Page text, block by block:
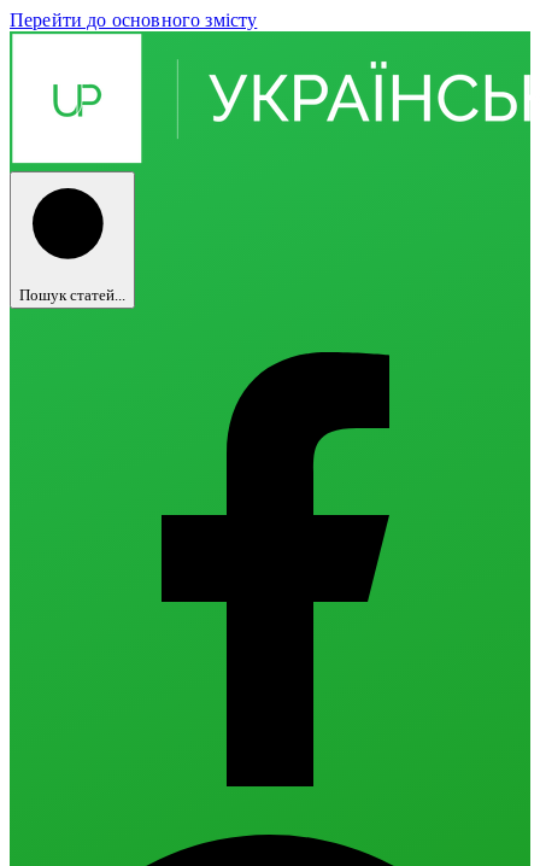
Перейти до основного змісту
Пошук статей...